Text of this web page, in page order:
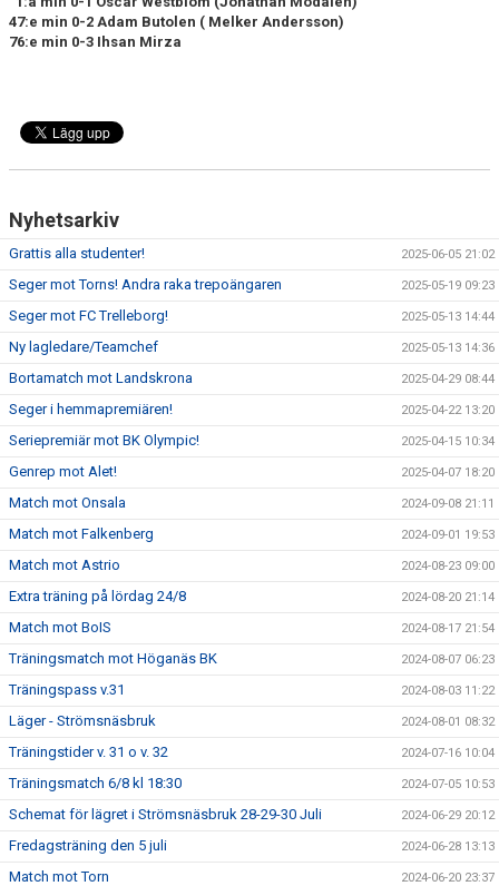
TEORI
47:e min 0-2 Adam Butolen ( Melker Andersson)
76:e min 0-3 Ihsan Mirza
Nyhetsarkiv
Grattis alla studenter! 2025-06-05 21:02
Seger mot Torns! Andra raka trepoängaren 2025-05-19 09:23
Seger mot FC Trelleborg! 2025-05-13 14:44
Ny lagledare/Teamchef 2025-05-13 14:36
Bortamatch mot Landskrona 2025-04-29 08:44
Seger i hemmapremiären! 2025-04-22 13:20
Seriepremiär mot BK Olympic! 2025-04-15 10:34
Genrep mot Alet! 2025-04-07 18:20
Match mot Onsala 2024-09-08 21:11
Match mot Falkenberg 2024-09-01 19:53
Match mot Astrio 2024-08-23 09:00
Extra träning på lördag 24/8 2024-08-20 21:14
Match mot BoIS 2024-08-17 21:54
Träningsmatch mot Höganäs BK 2024-08-07 06:23
Träningspass v.31 2024-08-03 11:22
Läger - Strömsnäsbruk 2024-08-01 08:32
Träningstider v. 31 o v. 32 2024-07-16 10:04
Träningsmatch 6/8 kl 18:30 2024-07-05 10:53
Schemat för lägret i Strömsnäsbruk 28-29-30 Juli 2024-06-29 20:12
Fredagsträning den 5 juli 2024-06-28 13:13
Match mot Torn 2024-06-20 23:37